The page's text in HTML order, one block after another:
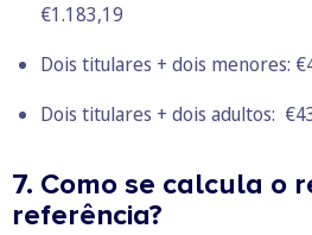
€1.183,19
Dois titulares + dois menores:
Dois titulares + dois adultos:
7. Como se calcula o
referência?